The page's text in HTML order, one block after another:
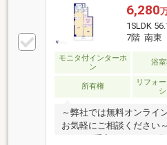
を新規交換済◇南西向き
風を確保◇山手線内側エ
実～～～～～～～～～～
頭金0円から購入可!長期
多数、住宅ローンご相談
内!自宅まで送迎も可!◆年
だきます!◆5000円QUO
6,280
1SLDK
7階 南東
モニタ付インターホ
ン
浴
所有権
リフォ
～弊社では無料オンライ
お気軽にご相談ください
チン●お手入れしやすい